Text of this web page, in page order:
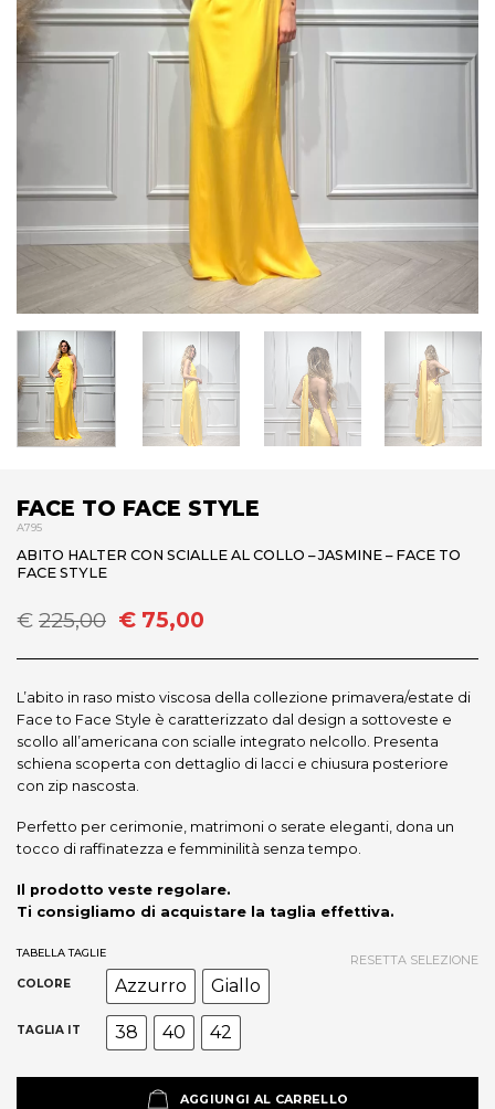
FACE TO FACE STYLE
A795
ABITO HALTER CON SCIALLE AL COLLO – JASMINE – FACE TO
FACE STYLE
€ 225,00 Il
prezzo
originale
€225,00.
€ 75,00Il
attuale
€75,00.
L’abito in raso misto viscosa della collezione primavera/estate di
Face to Face Style è caratterizzato dal design a sottoveste e
scollo all’americana con scialle integrato nelcollo. Presenta
schiena scoperta con dettaglio di lacci e chiusura posteriore
con zip nascosta.
Perfetto per cerimonie, matrimoni o serate eleganti, dona un
tocco di raffinatezza e femminilità senza tempo.
Il prodotto veste regolare.
Ti consigliamo di acquistare la taglia effettiva.
TABELLA TAGLIE
COLORE Azzurro Giallo
TAGLIA IT 38 40 42
RESETTA SELEZIONE
AGGIUNGI AL CARRELLO